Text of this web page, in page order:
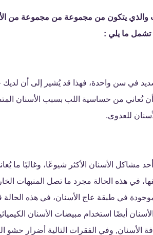
والذي يتكون من مجموعة من مجموعة من
تشمل ما يلي :
شديد في سن واحدة، فهذا قد يُشير إلى أن
تُعاني من حساسية اللب بسبب الأسنان
للعدوى.
مشاكل الأسنان الأكثر شيوعًا، وغالبًا ما
في هذه الحالة مجرد ما تصل المنبهات
في طبقة عاج الأسنان، في هذه الحالة
أيضًا استخدام مبيضات الأسنان
الأسنان, وفي الفقرات التالية أضرار حشو